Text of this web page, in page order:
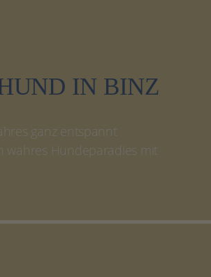
IN BINZ
ganz entspannt
wahres Hundeparadies mit